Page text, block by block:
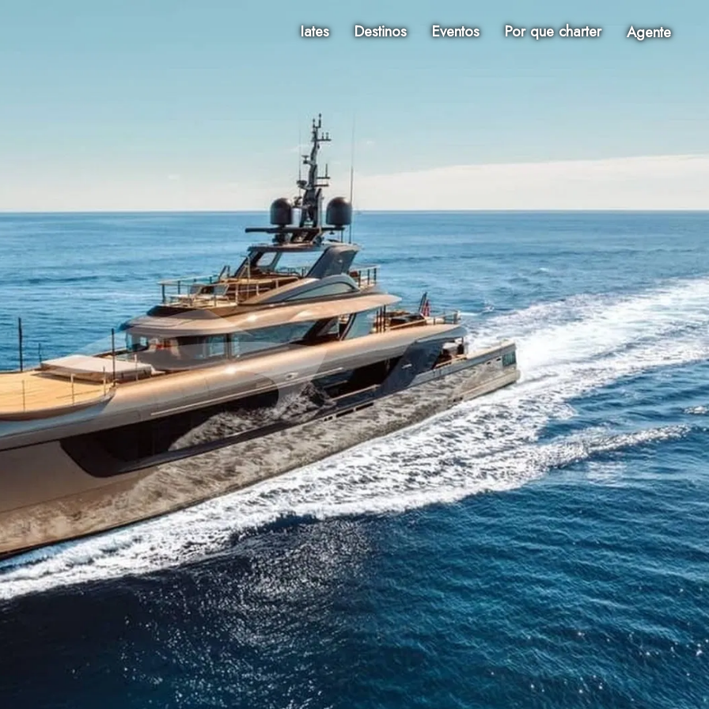
Iates Destinos Eventos Por que charter Agente